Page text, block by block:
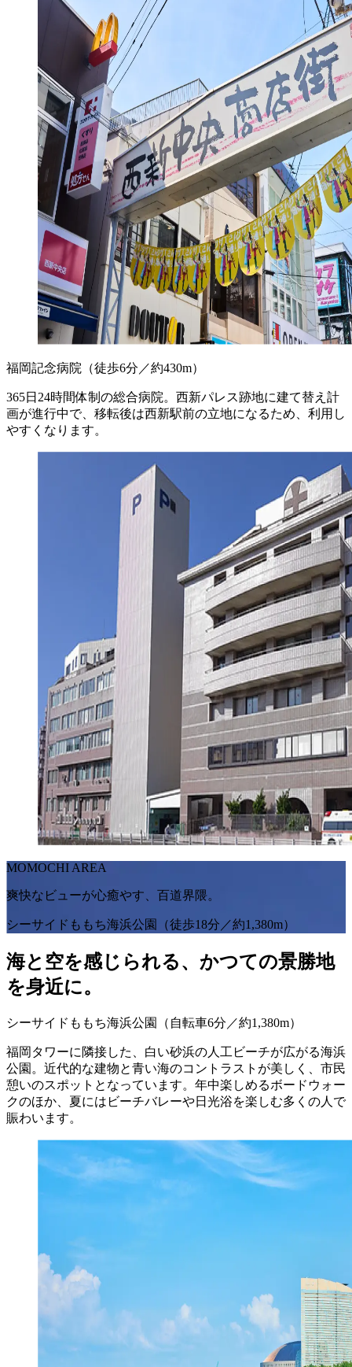
福岡記念病院 （徒歩6分／約430m）
365日24時間体制の総合病院。西新パレス跡地に建て替え計
画が進行中で、移転後は西新駅前の立地になるため、利用し
やすくなります。
MOMOCHI AREA
爽快なビューが心癒やす、 百道界隈。
シーサイドももち海浜公園（徒歩18分／約1,380m）
海と空を感じられる、 かつての景勝地
を身近に。
シーサイドももち海浜公園 （自転車6分／約1,380m）
福岡タワーに隣接した、白い砂浜の人工ビーチが広がる海浜
公園。近代的な建物と青い海のコントラストが美しく、市民
憩いのスポットとなっています。年中楽しめるボードウォー
クのほか、夏にはビーチバレーや日光浴を楽しむ多くの人で
賑わいます。